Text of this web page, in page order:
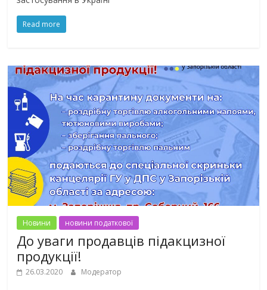
Read more
Новини новини податкової
До уваги продавців підакцизної
продукції!
26.03.2020 Модератор